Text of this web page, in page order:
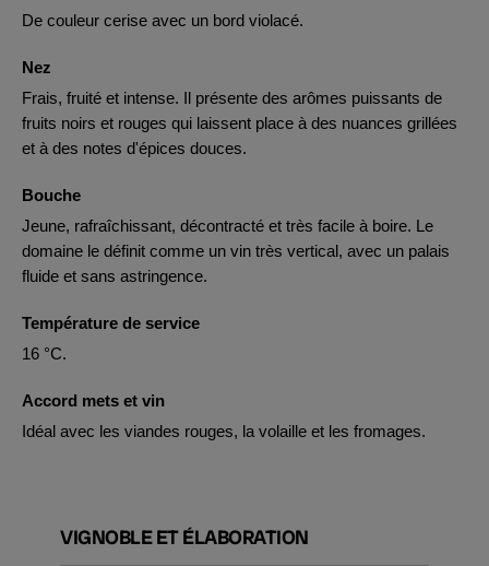
De couleur cerise avec un bord violacé.
Nez
Frais, fruité et intense. Il présente des arômes puissants de
fruits noirs et rouges qui laissent place à des nuances grillées
et à des notes d'épices douces.
Bouche
Jeune, rafraîchissant, décontracté et très facile à boire. Le
domaine le définit comme un vin très vertical, avec un palais
fluide et sans astringence.
Température de service
16 °C.
Accord mets et vin
Idéal avec les viandes rouges, la volaille et les fromages.
VIGNOBLE ET ÉLABORATION